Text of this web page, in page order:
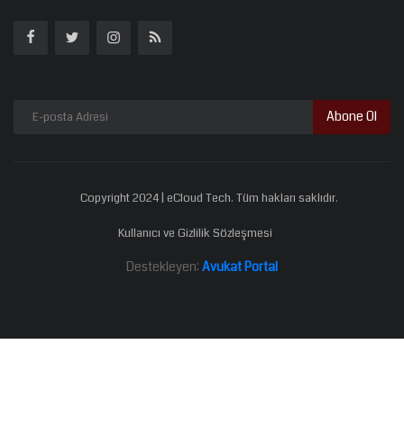
Abone Ol
Copyright 2024 | eCloud Tech. Tüm hakları saklıdır.
Kullanıcı ve Gizlilik Sözleşmesi
Destekleyen: Avukat Portal